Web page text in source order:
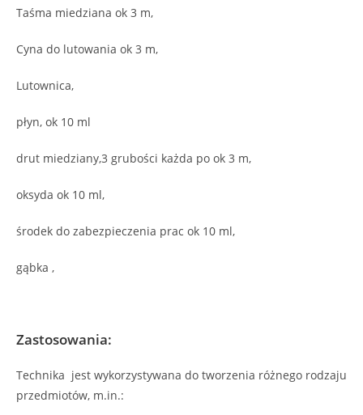
Taśma miedziana ok 3 m,
Cyna do lutowania ok 3 m,
Lutownica,
płyn, ok 10 ml
drut miedziany,3 grubości każda po ok 3 m,
oksyda ok 10 ml,
środek do zabezpieczenia prac ok 10 ml,
gąbka ,
Zastosowania:
Technika jest wykorzystywana do tworzenia różnego rodzaju
przedmiotów, m.in.: